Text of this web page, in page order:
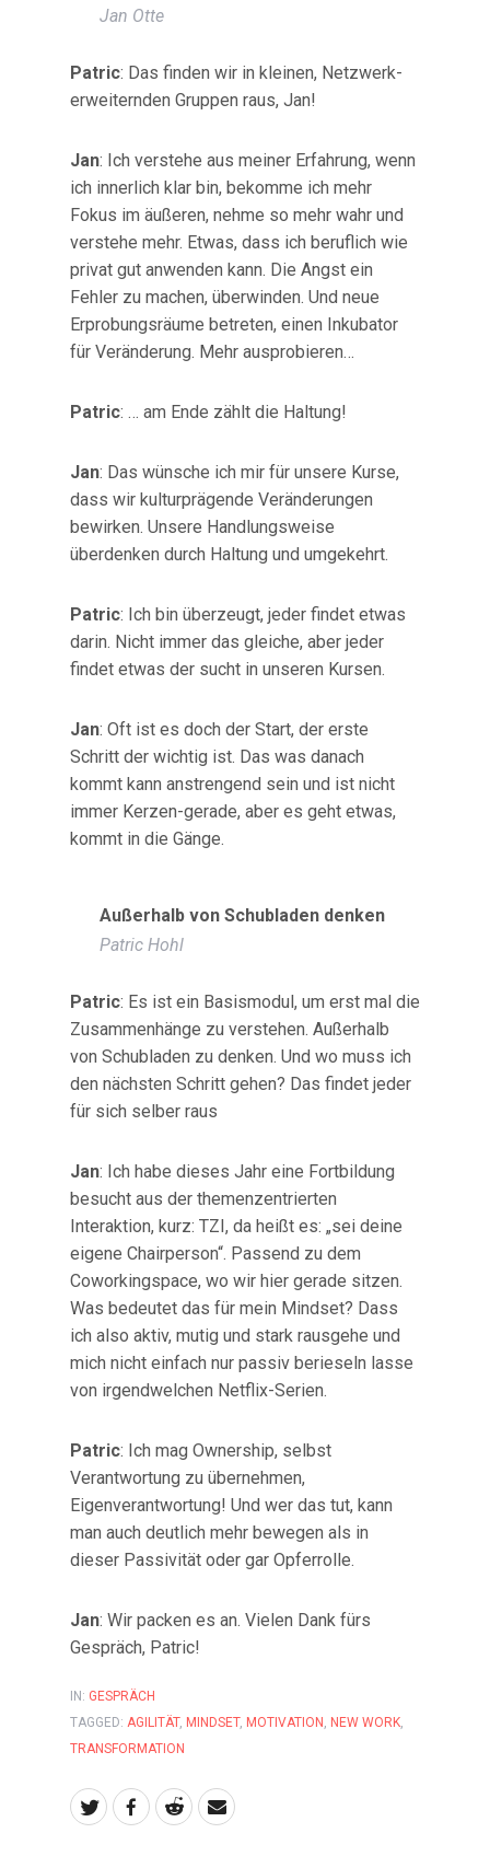
Jan Otte
Patric: Das finden wir in kleinen, Netzwerk-
erweiternden Gruppen raus, Jan!
Jan: Ich verstehe aus meiner Erfahrung, wenn
ich innerlich klar bin, bekomme ich mehr
Fokus im äußeren, nehme so mehr wahr und
verstehe mehr. Etwas, dass ich beruflich wie
privat gut anwenden kann. Die Angst ein
Fehler zu machen, überwinden. Und neue
Erprobungsräume betreten, einen Inkubator
für Veränderung. Mehr ausprobieren…
Patric: … am Ende zählt die Haltung!
Jan: Das wünsche ich mir für unsere Kurse,
dass wir kulturprägende Veränderungen
bewirken. Unsere Handlungsweise
überdenken durch Haltung und umgekehrt.
Patric: Ich bin überzeugt, jeder findet etwas
darin. Nicht immer das gleiche, aber jeder
findet etwas der sucht in unseren Kursen.
Jan: Oft ist es doch der Start, der erste
Schritt der wichtig ist. Das was danach
kommt kann anstrengend sein und ist nicht
immer Kerzen-gerade, aber es geht etwas,
kommt in die Gänge.
Außerhalb von Schubladen denken
Patric Hohl
Patric: Es ist ein Basismodul, um erst mal die
Zusammenhänge zu verstehen. Außerhalb
von Schubladen zu denken. Und wo muss ich
den nächsten Schritt gehen? Das findet jeder
für sich selber raus
Jan: Ich habe dieses Jahr eine Fortbildung
besucht aus der themenzentrierten
Interaktion, kurz: TZI, da heißt es: „sei deine
eigene Chairperson“. Passend zu dem
Coworkingspace, wo wir hier gerade sitzen.
Was bedeutet das für mein Mindset? Dass
ich also aktiv, mutig und stark rausgehe und
mich nicht einfach nur passiv berieseln lasse
von irgendwelchen Netflix-Serien.
Patric: Ich mag Ownership, selbst
Verantwortung zu übernehmen,
Eigenverantwortung! Und wer das tut, kann
man auch deutlich mehr bewegen als in
dieser Passivität oder gar Opferrolle.
Jan: Wir packen es an. Vielen Dank fürs
Gespräch, Patric!
IN: GESPRÄCH
TAGGED: AGILITÄT, MINDSET, MOTIVATION , NEW WORK,
TRANSFORMATION